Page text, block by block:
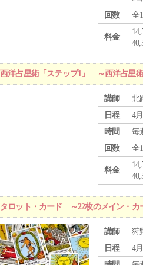
回数
全
料金
西洋占星術「ステップ1」 ～西洋占星
講師
北
日程
4
時間
毎
回数
全
料金
タロット・カード ～22枚のメイン・カ
講師
狩
日程
4